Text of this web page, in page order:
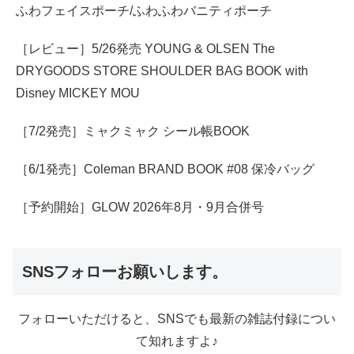
ふわフェイスポーチ/ふわふわバニティポーチ
［レビュー］5/26発売 YOUNG & OLSEN The
DRYGOODS STORE SHOULDER BAG BOOK with
Disney MICKEY MOU
［7/2発売］ミャクミャク シール帳BOOK
［6/1発売］Coleman BRAND BOOK #08 保冷バッグ
［予約開始］GLOW 2026年8月・9月合併号
SNSフォローお願いします。
フォローいただけると、SNSでも最新の雑誌付録につい
て知れますよ♪